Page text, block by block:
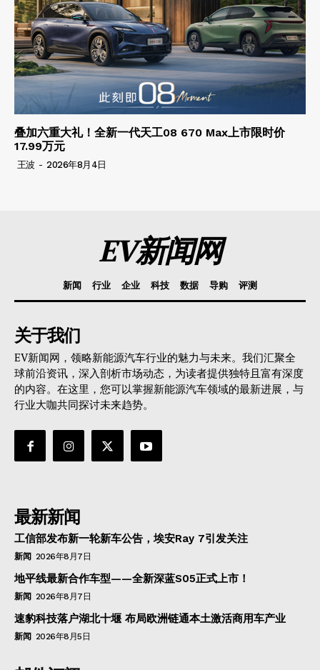
叠加六重大礼！全新一代天工08 670 Max上市限时价
17.99万元
王波 - 2026年8月4日
EV新闻网
新闻 行业 企业 科技 数据 导购 评测
关于我们
EV新闻网，领略新能源汽车行业的魅力与未来。我们汇聚全
球前沿资讯，深入剖析市场动态，为读者提供独特且富有深度
的内容。在这里，您可以掌握新能源汽车领域的最新进展，与
行业大咖共同探讨未来趋势。
最新新闻
工信部发布新一轮新车公告，埃安Ray 7引发关注
新闻 2026年8月7日
地平线最新合作车型——全新深蓝S05正式上市！
新闻 2026年8月7日
速豹科技落户湖北十堰 布局欧洲链通本土激活商用车产业
新闻 2026年8月5日